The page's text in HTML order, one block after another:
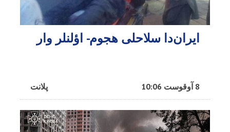
ایران‌دا سلاحلی هجوم- اؤلنلر وار
پلانت 8 آوقوست 10:06